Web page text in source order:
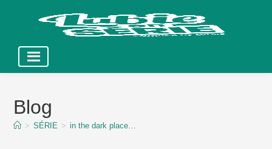
contentBlog
> SÉRIE > in the dark place…